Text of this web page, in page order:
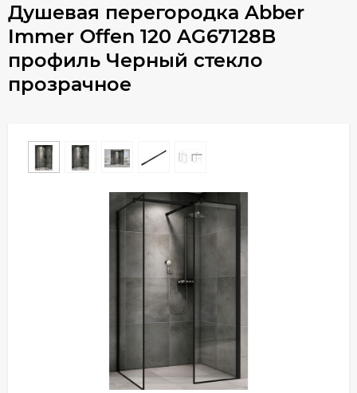
Душевая перегородка Abber
Immer Offen 120 AG67128B
профиль Черный стекло
прозрачное